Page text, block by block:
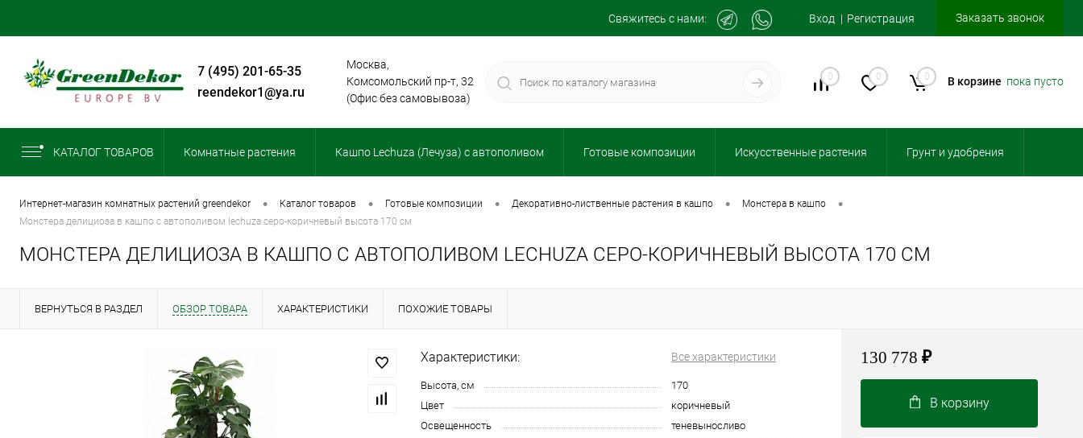
Свяжитесь с нами: Вход Регистрация Заказать звонок
+7 (495) 201-65-35
greendekor1@ya.ru
Москва,
Комсомольский пр-т, 32
(Офис без самовывоза)
0 0 0 В корзине пока пусто
КАТАЛОГ ТОВАРОВ Комнатные растения Кашпо Lechuza (Лечуза) с автополивом Готовые композиции Искусственные растения Грунт и удобрения
интернет-магазин комнатных растений greendekor • каталог товаров • готовые композиции • декоративно-лиственные растения в кашпо • монстера в кашпо •
монстера делициоза в кашпо с автополивом lechuza серо-коричневый высота 170 см
МОНСТЕРА ДЕЛИЦИОЗА В КАШПО С АВТОПОЛИВОМ LECHUZA СЕРО-КОРИЧНЕВЫЙ ВЫСОТА 170 СМ
ВЕРНУТЬСЯ В РАЗДЕЛ ОБЗОР ТОВАРА ХАРАКТЕРИСТИКИ ПОХОЖИЕ ТОВАРЫ
Характеристики: Все характеристики
Высота, см
170
Цвет
коричневый
Освещенность
теневыносливо
130 778 ₽
В корзину